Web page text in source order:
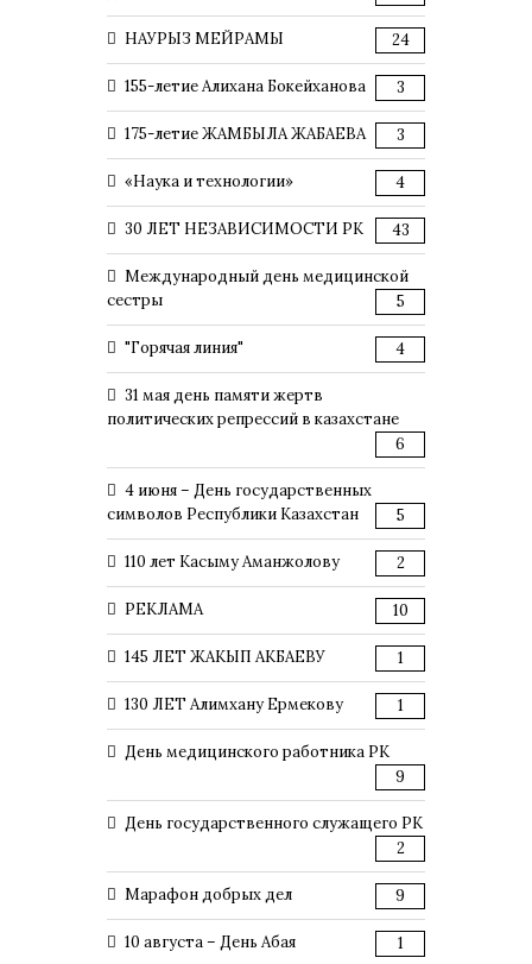
НАУРЫЗ МЕЙРАМЫ 24
155-летие Алихана Бокейханова 3
175-летие ЖАМБЫЛА ЖАБАЕВА 3
«Наука и технологии» 4
30 ЛЕТ НЕЗАВИСИМОСТИ РК 43
Международный день медицинской
сестры
5
"Горячая линия" 4
31 мая день памяти жертв
политических репрессий в казахстане
6
4 июня – День государственных
символов Республики Казахстан
5
110 лет Касыму Аманжолову 2
РЕКЛАМА 10
145 ЛЕТ ЖАКЫП АКБАЕВУ 1
130 ЛЕТ Алимхану Ермекову 1
День медицинского работника РК
9
День государственного служащего РК
2
Марафон добрых дел 9
10 августа – День Абая 1